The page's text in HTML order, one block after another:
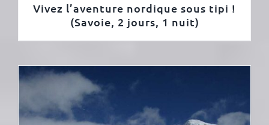
Vivez l’aventure nordique sous tipi !
(Savoie, 2 jours, 1 nuit)